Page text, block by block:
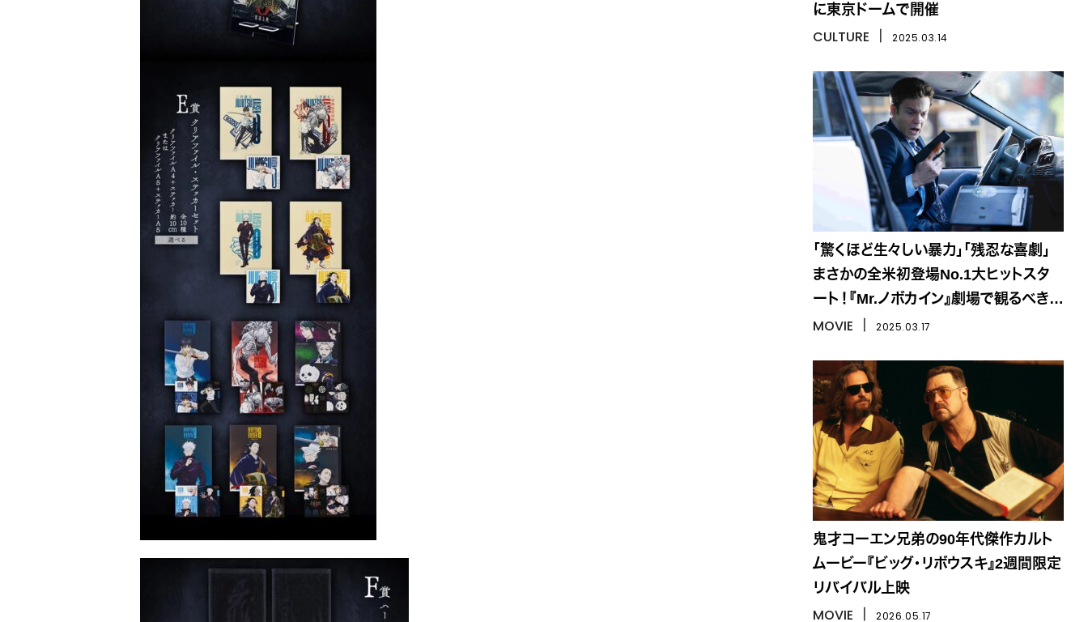
に東京ドームで開催
CULTURE 2025.03.14
「驚くほど生々しい暴力」「残忍な喜劇」
まさかの全米初登場No.1大ヒットスタ
ート！『Mr.ノボカイン』劇場で観るべき理
由は？
MOVIE 2025.03.17
鬼才コーエン兄弟の90年代傑作カルト
ムービー『ビッグ・リボウスキ』2週間限定
リバイバル上映
MOVIE 2026.05.17